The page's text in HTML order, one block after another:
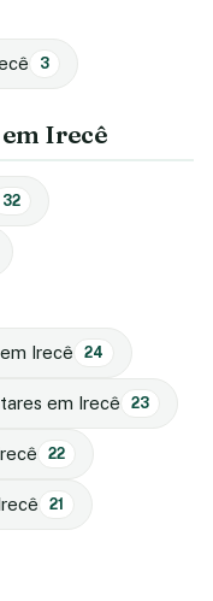
3
Irecê
32
Irecê 24
em Irecê 23
22
21